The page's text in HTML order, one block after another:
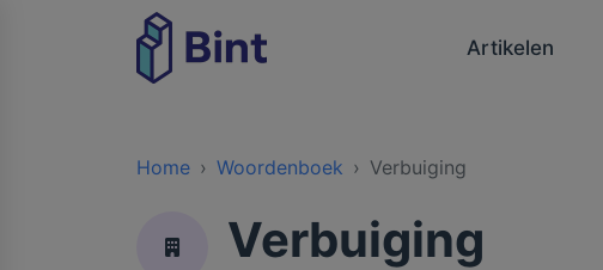
Artikelen
Home Woordenboek Verbuiging
Verbuiging